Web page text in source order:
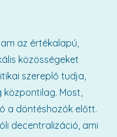
az értékalapú,
közösségeket
szereplő tudja,
Most,
a döntéshozók előtt.
decentralizáció, ami